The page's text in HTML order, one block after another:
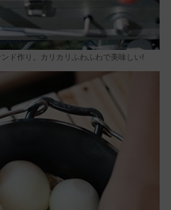
ド作り。カリカリふわふわで美味しい!